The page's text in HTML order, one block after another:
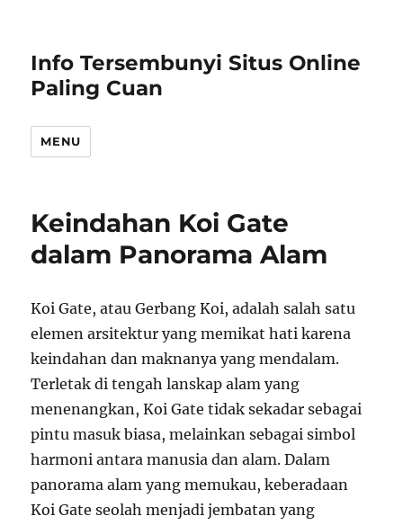
Info Tersembunyi Situs Online
Paling Cuan
MENU
Keindahan Koi Gate
dalam Panorama Alam
Koi Gate, atau Gerbang Koi, adalah salah satu
elemen arsitektur yang memikat hati karena
keindahan dan maknanya yang mendalam.
Terletak di tengah lanskap alam yang
menenangkan, Koi Gate tidak sekadar sebagai
pintu masuk biasa, melainkan sebagai simbol
harmoni antara manusia dan alam. Dalam
panorama alam yang memukau, keberadaan
Koi Gate seolah menjadi jembatan yang